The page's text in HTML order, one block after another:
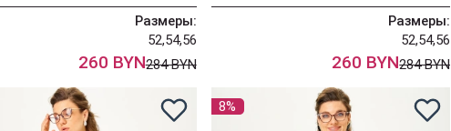
Размеры:
52,54,56
260 BYN284 BYN
Размеры:
52,54,56
260 BYN284 BYN
8%